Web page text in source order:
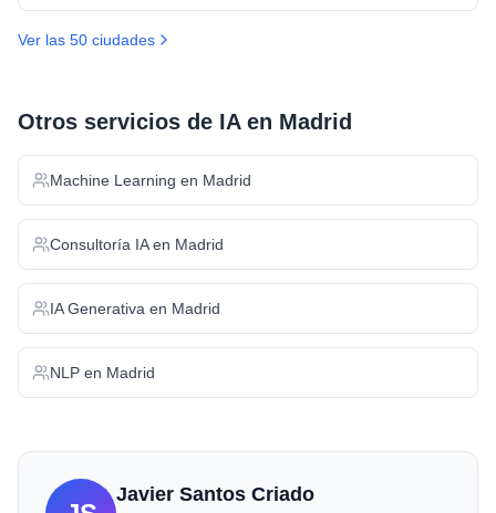
Ver las 50 ciudades
Otros servicios de IA en Madrid
Machine Learning en Madrid
Consultoría IAen Madrid
IA Generativa en Madrid
NLP en Madrid
Javier Santos Criado